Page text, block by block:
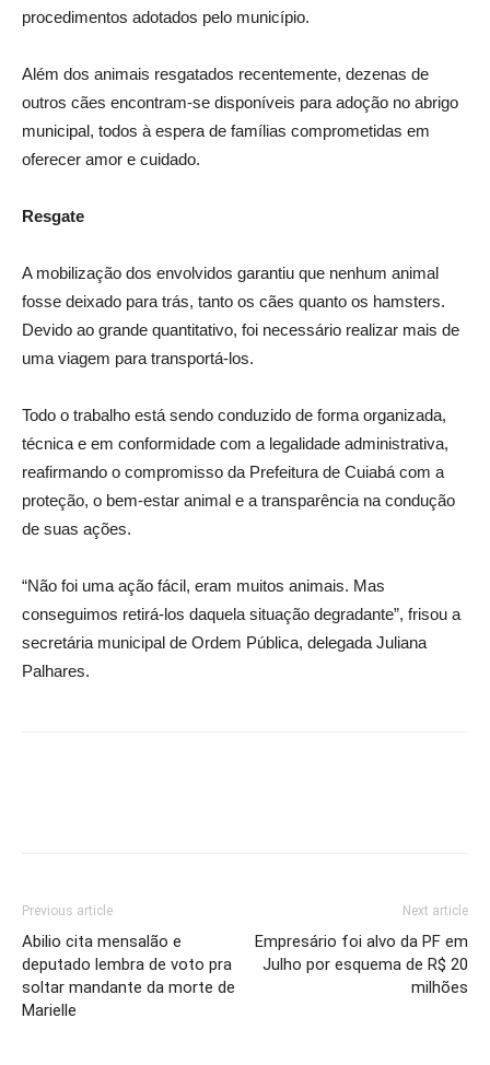
procedimentos adotados pelo município.
Além dos animais resgatados recentemente, dezenas de
outros cães encontram-se disponíveis para adoção no abrigo
municipal, todos à espera de famílias comprometidas em
oferecer amor e cuidado.
Resgate
A mobilização dos envolvidos garantiu que nenhum animal
fosse deixado para trás, tanto os cães quanto os hamsters.
Devido ao grande quantitativo, foi necessário realizar mais de
uma viagem para transportá-los.
Todo o trabalho está sendo conduzido de forma organizada,
técnica e em conformidade com a legalidade administrativa,
reafirmando o compromisso da Prefeitura de Cuiabá com a
proteção, o bem-estar animal e a transparência na condução
de suas ações.
“Não foi uma ação fácil, eram muitos animais. Mas
conseguimos retirá-los daquela situação degradante”, frisou a
secretária municipal de Ordem Pública, delegada Juliana
Palhares.
Previous article
Abilio cita mensalão e
deputado lembra de voto pra
soltar mandante da morte de
Marielle
Next article
Empresário foi alvo da PF em
Julho por esquema de R$ 20
milhões